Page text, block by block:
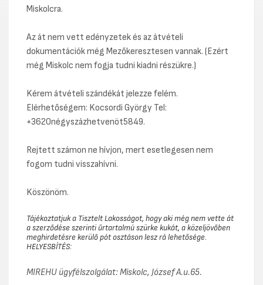
Miskolcra.
Az át nem vett edényzetek és az átvételi
dokumentációk még Mezőkeresztesen vannak. (Ezért
még Miskolc nem fogja tudni kiadni részükre.)
Kérem átvételi szándékát jelezze felém.
Elérhetőségem: Kocsordi György Tel:
+3620négyszázhetvenöt5849.
Rejtett számon ne hívjon, mert esetlegesen nem
fogom tudni visszahívni.
Köszönöm.
Tájékoztatjuk a Tisztelt Lakosságot, hogy aki még nem vette át
a szerződése szerinti űrtartalmú szürke kukát, a közeljövőben
meghirdetésre kerülő pót osztáson lesz rá lehetősége.
HELYESBÍTÉS:
MIREHU ügyfélszolgálat: Miskolc, József A.u.65.